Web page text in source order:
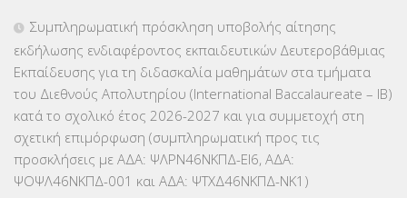
ΕΠΙΜΟΡΦΩΣΗ Τ.Π.Ε.(10)
ΕΥΡΩΠΑΪΚΑ ΠΡΟΓΡΑΜΜΑΤΑ(230)
ΚΕΣΥ (60)
ΚΕΣΥΠ(109)
Συμπληρωματική πρόσκληση υποβολής αίτησης
εκδήλωσης ενδιαφέροντος εκπαιδευτικών Δευτεροβάθμιας
Εκπαίδευσης για τη διδασκαλία μαθημάτων στα τμήματα
του Διεθνούς Απολυτηρίου (International Baccalaureate – IB)
κατά το σχολικό έτος 2026-2027 και για συμμετοχή στη
σχετική επιμόρφωση (συμπληρωματική προς τις
προσκλήσεις με ΑΔΑ: ΨΛΡΝ46ΝΚΠΔ-ΕΙ6, ΑΔΑ:
ΨΟΨΛ46ΝΚΠΔ-001 και ΑΔΑ: ΨΤΧΔ46ΝΚΠΔ-ΝΚ1)